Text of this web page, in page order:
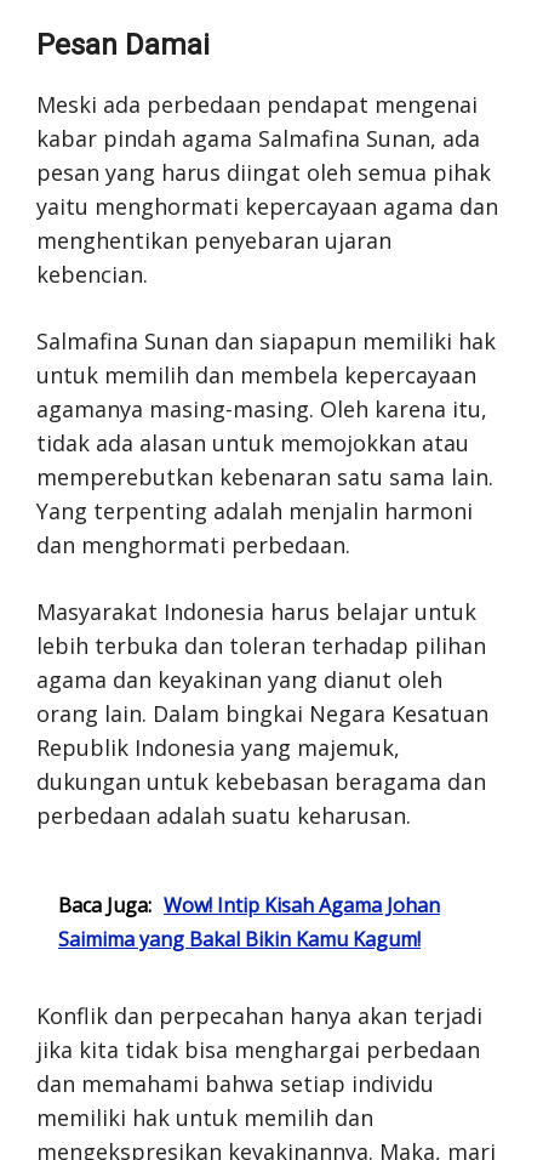
Pesan Damai
Meski ada perbedaan pendapat mengenai
kabar pindah agama Salmafina Sunan, ada
pesan yang harus diingat oleh semua pihak
yaitu menghormati kepercayaan agama dan
menghentikan penyebaran ujaran
kebencian.
Salmafina Sunan dan siapapun memiliki hak
untuk memilih dan membela kepercayaan
agamanya masing-masing. Oleh karena itu,
tidak ada alasan untuk memojokkan atau
memperebutkan kebenaran satu sama lain.
Yang terpenting adalah menjalin harmoni
dan menghormati perbedaan.
Masyarakat Indonesia harus belajar untuk
lebih terbuka dan toleran terhadap pilihan
agama dan keyakinan yang dianut oleh
orang lain. Dalam bingkai Negara Kesatuan
Republik Indonesia yang majemuk,
dukungan untuk kebebasan beragama dan
perbedaan adalah suatu keharusan.
Baca Juga: Wow! Intip Kisah Agama Johan
Saimima yang Bakal Bikin Kamu Kagum!
Konflik dan perpecahan hanya akan terjadi
jika kita tidak bisa menghargai perbedaan
dan memahami bahwa setiap individu
memiliki hak untuk memilih dan
mengekspresikan keyakinannya. Maka, mari